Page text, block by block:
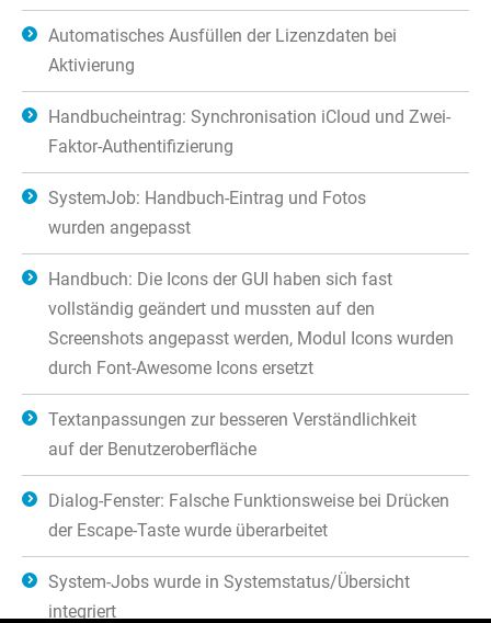
Automatisches Ausfüllen der Lizenzdaten bei
Aktivierung
Handbucheintrag: Synchronisation iCloud und Zwei-
Faktor-Authentifizierung
SystemJob: Handbuch-Eintrag und Fotos
wurden angepasst
Handbuch: Die Icons der GUI haben sich fast
vollständig geändert und mussten auf den
Screenshots angepasst werden, Modul Icons wurden
durch Font-Awesome Icons ersetzt
Textanpassungen zur besseren Verständlichkeit
auf der Benutzeroberfläche
Dialog-Fenster: Falsche Funktionsweise bei Drücken
der Escape-Taste wurde überarbeitet
System-Jobs wurde in Systemstatus/Übersicht
integriert